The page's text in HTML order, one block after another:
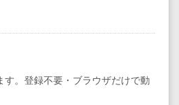
。登録不要・ブラウザだけで動